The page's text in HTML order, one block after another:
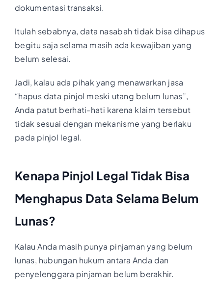
dokumentasi transaksi.
Itulah sebabnya, data nasabah tidak bisa dihapus
begitu saja selama masih ada kewajiban yang
belum selesai.
Jadi, kalau ada pihak yang menawarkan jasa
“hapus data pinjol meski utang belum lunas”,
Anda patut berhati-hati karena klaim tersebut
tidak sesuai dengan mekanisme yang berlaku
pada pinjol legal.
Kenapa Pinjol Legal Tidak Bisa
Menghapus Data Selama Belum
Lunas?
Kalau Anda masih punya pinjaman yang belum
lunas, hubungan hukum antara Anda dan
penyelenggara pinjaman belum berakhir.